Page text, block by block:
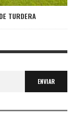
TURDERA